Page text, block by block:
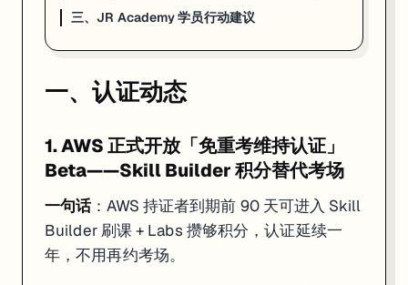
DEA 认证有效期 2 年，考试费 $200 以下。如果你是用 2025 年或
来源：Databricks Certification — New Syllabus Released（
：微软与 Databricks 联名推出的 DP-750 在 5 月初 GA，填补
这张证书的定位是：已经有 Azure 基础（比如 DP-203 Data
来源： New Microsoft Certified: Azure Databricks Data
三、JR Academy 学员行动建议
一、认证动态
1. AWS 正式开放「免重考维持认证」
Beta——Skill Builder 积分替代考场
一句话：AWS 持证者到期前 90 天可进入 Skill
Builder 刷课 + Labs 攒够积分，认证延续一
年，不用再约考场。